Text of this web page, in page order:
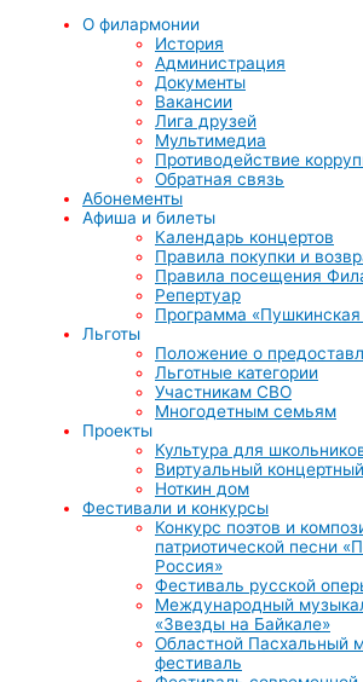
О филармонии
История
Администрация
Документы
Вакансии
Лига друзей
Мультимедиа
Противодействие
Обратная связь
Абонементы
Афиша и билеты
Календарь концертов
Правила покупки и
Правила посещения
Репертуар
Программа «Пушкинская
Льготы
Положение о
Льготные категории
Участникам СВО
Многодетным семьям
Проекты
Культура для
Виртуальный
Ноткин дом
Фестивали и конкурсы
Конкурс поэтов и
патриотической песни
Россия»
Фестиваль русской
Международный
«Звезды на Байкале»
Областной Пасхальный
фестиваль